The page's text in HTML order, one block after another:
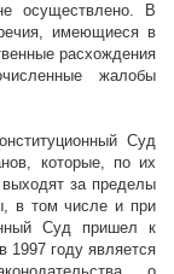
осуществлено. В
имеющиеся в
расхождения
жалобы
Суд
которые, по их
за пределы
в том числе и при
Суд пришел к
1997 году является